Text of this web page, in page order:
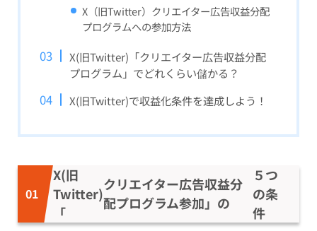
X（旧Twitter）クリエイター広告収益分配
プログラムへの参加方法
X(旧Twitter)「クリエイター広告収益分配
プログラム」でどれくらい儲かる？
X(旧Twitter)で収益化条件を達成しよう！
X(旧
Twitter)
「
クリエイター広告収益分
配プログラム参加」の
５つ
の条
件